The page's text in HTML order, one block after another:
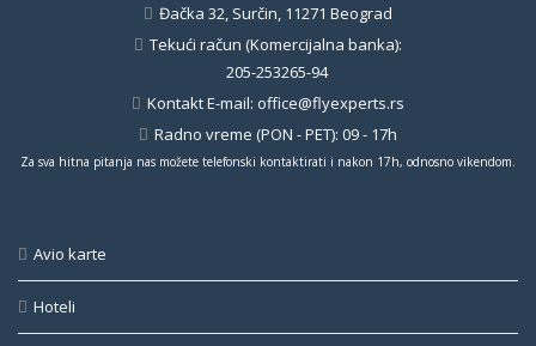
Đačka 32, Surčin, 11271 Beograd
Tekući račun (Komercijalna banka):
205-253265-94
Kontakt E-mail: office@flyexperts.rs
Radno vreme (PON - PET): 09 - 17h
Za sva hitna pitanja nas možete telefonski kontaktirati i nakon 17h, odnosno vikendom.
Avio karte
Hoteli